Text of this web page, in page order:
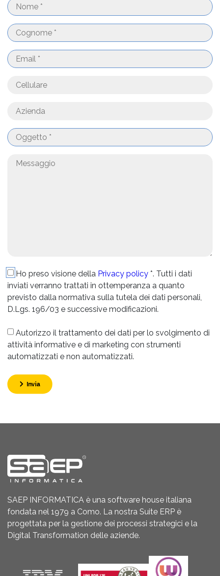
Ho preso visione della Privacy policy *. Tutti i dati
inviati verranno trattati in ottemperanza a quanto
previsto dalla normativa sulla tutela dei dati personali,
D.Lgs. 196/03 e successive modificazioni.
Autorizzo il trattamento dei dati per lo svolgimento di
attività informative e di marketing con strumenti
automatizzati e non automatizzati.
Invia
SAEP INFORMATICA è una software house italiana
fondata nel 1979 a Como. La nostra Suite ERP è
progettata per la gestione dei processi strategici e la
Digital Transformation delle aziende.